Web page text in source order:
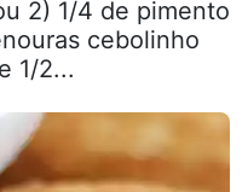
2) 1/4 de pimento
cebolinho
1/2...